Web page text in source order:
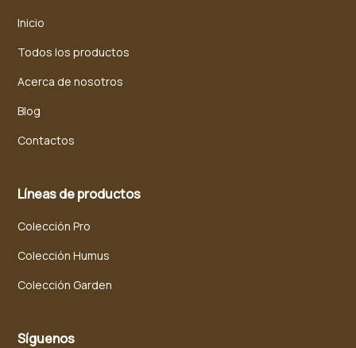
Inicio
Todos los productos
Acerca de nosotros
Blog
Contactos
Líneas de productos
Colección Pro
Colección Humus
Colección Garden
Síguenos